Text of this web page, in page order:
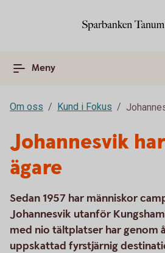
Meny
Om oss Kund i Fokus
Johannesvik
ägare
Sedan 1957 har människor
Johannesvik utanför
med nio tältplatser har genom
uppskattad fyrstjärnig